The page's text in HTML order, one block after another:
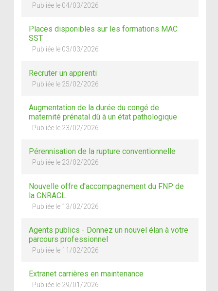
Publiée le 04/03/2026
Places disponibles sur les formations MAC
SST
Publiée le 03/03/2026
Recruter un apprenti
Publiée le 25/02/2026
Augmentation de la durée du congé de
maternité prénatal dû à un état pathologique
Publiée le 23/02/2026
Pérennisation de la rupture conventionnelle
Publiée le 23/02/2026
Nouvelle offre d'accompagnement du FNP de
la CNRACL
Publiée le 13/02/2026
Agents publics - Donnez un nouvel élan à votre
parcours professionnel
Publiée le 11/02/2026
Extranet carrières en maintenance
Publiée le 29/01/2026